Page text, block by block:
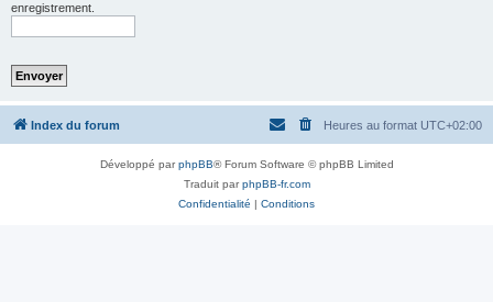
enregistrement.
Index du forum Heures au format UTC+02:00
Développé parphpBB® Forum Software © phpBB Limited
Traduit parphpBB-fr.com
Confidentialité | Conditions